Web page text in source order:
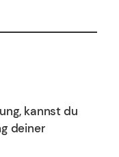
kannst du
deiner